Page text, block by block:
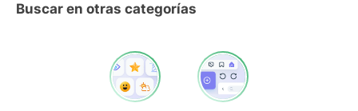
Buscar en otras categorías